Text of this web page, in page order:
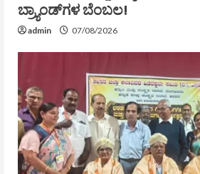
ಬ್ರ್ಯಾಂಡ್‌ಗಳ ಬೆಂಬಲ!
admin 07/08/2026